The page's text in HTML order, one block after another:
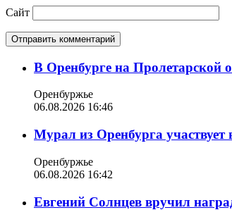
Сайт
В Оренбурге на Пролетарской
Оренбуржье
06.08.2026 16:46
Мурал из Оренбурга участвует
Оренбуржье
06.08.2026 16:42
Евгений Солнцев вручил